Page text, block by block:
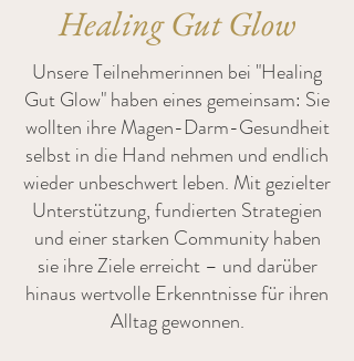
Healing Gut Glow
Unsere Teilnehmerinnen bei "Healing
Gut Glow" haben eines gemeinsam: Sie
wollten ihre Magen-Darm-Gesundheit
selbst in die Hand nehmen und endlich
wieder unbeschwert leben. Mit gezielter
Unterstützung, fundierten Strategien
und einer starken Community haben
sie ihre Ziele erreicht – und darüber
hinaus wertvolle Erkenntnisse für ihren
Alltag gewonnen.